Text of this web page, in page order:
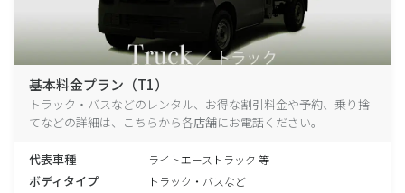
基本料金プラン（T1）
トラック・バスなどのレンタル、お得な割引料金や予約、乗り捨
てなどの詳細は、こちらから各店舗にお電話ください。
代表車種 ライトエーストラック 等
ボディタイプ トラック・バスなど